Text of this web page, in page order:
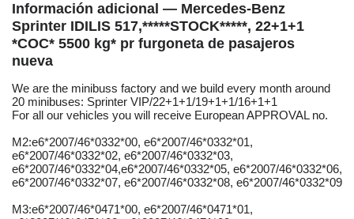
Información adicional — Mercedes-Benz
Sprinter IDILIS 517,*****STOCK*****, 22+1+1
*COC* 5500 kg* pr furgoneta de pasajeros
nueva
We are the minibuss factory and we build every month around
20 minibuses: Sprinter VIP/22+1+1/19+1+1/16+1+1
For all our vehicles you will receive European APPROVAL no.
M2:e6*2007/46*0332*00, e6*2007/46*0332*01,
e6*2007/46*0332*02, e6*2007/46*0332*03,
e6*2007/46*0332*04,e6*2007/46*0332*05, e6*2007/46*0332*06,
e6*2007/46*0332*07, e6*2007/46*0332*08, e6*2007/46*0332*09
M3:e6*2007/46*0471*00, e6*2007/46*0471*01,